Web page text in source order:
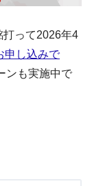
打って2026年4
申し込みで
ンも実施中で